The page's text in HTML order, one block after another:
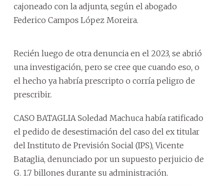
cajoneado con la adjunta, según el abogado
Federico Campos López Moreira.
Recién luego de otra denuncia en el 2023, se abrió
una investigación, pero se cree que cuando eso, o
el hecho ya habría prescripto o corría peligro de
prescribir.
CASO BATAGLIA Soledad Machuca había ratificado
el pedido de desestimación del caso del ex titular
del Instituto de Previsión Social (IPS), Vicente
Bataglia, denunciado por un supuesto perjuicio de
G. 1.7 billones durante su administración.